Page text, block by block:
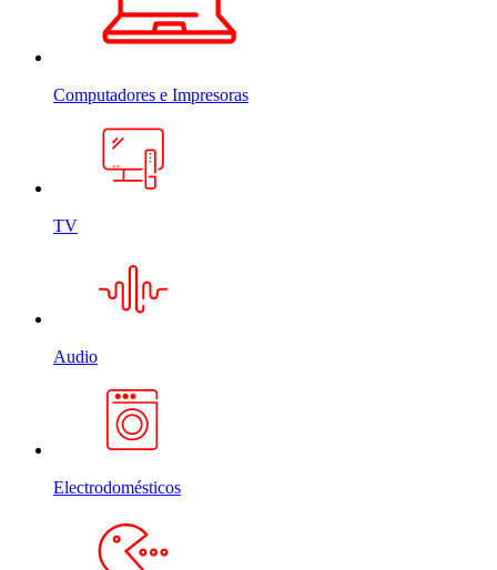
Computadores e Impresoras
TV
Audio
Electrodomésticos